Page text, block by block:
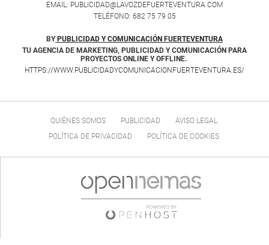
EMAIL: PUBLICIDAD@LAVOZDEFUERTEVENTURA.COM
TELÉFONO: 682 75 79 05
BY PUBLICIDAD Y COMUNICACIÓN FUERTEVENTURA
TU AGENCIA DE MARKETING, PUBLICIDAD Y COMUNICACIÓN PARA
PROYECTOS ONLINE Y OFFLINE.
HTTPS://WWW.PUBLICIDADYCOMUNICACIONFUERTEVENTURA.ES/
QUIÉNES SOMOS PUBLICIDAD
AVISO LEGAL
POLÍTICA DE PRIVACIDAD
POLÍTICA DE COOKIES